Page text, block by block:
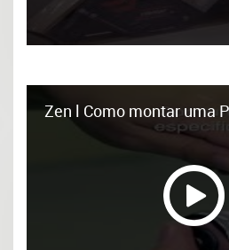
Zen l Como montar uma